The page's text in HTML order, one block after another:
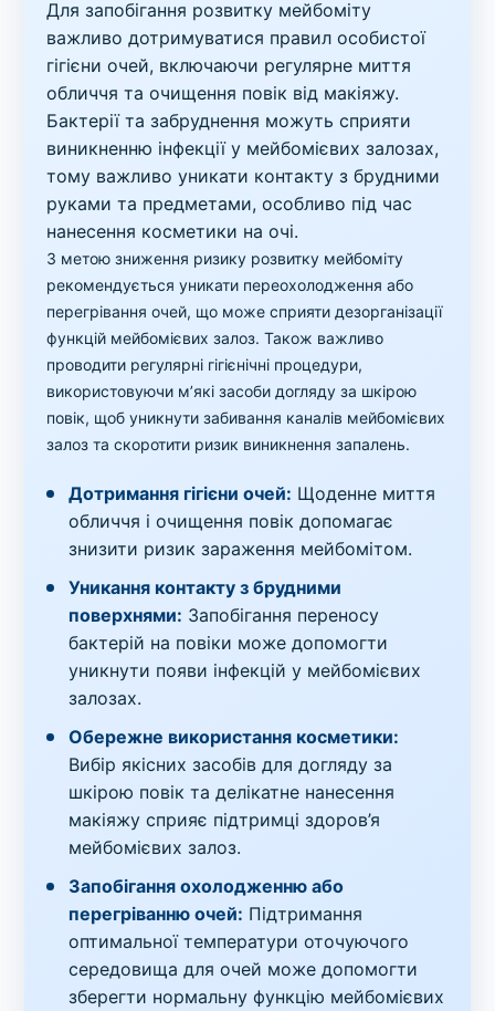
Для запобігання розвитку мейбоміту
важливо дотримуватися правил особистої
гігієни очей, включаючи регулярне миття
обличчя та очищення повік від макіяжу.
Бактерії та забруднення можуть сприяти
виникненню інфекції у мейбомієвих залозах,
тому важливо уникати контакту з брудними
руками та предметами, особливо під час
нанесення косметики на очі.
З метою зниження ризику розвитку мейбоміту
рекомендується уникати переохолодження або
перегрівання очей, що може сприяти дезорганізації
функцій мейбомієвих залоз. Також важливо
проводити регулярні гігієнічні процедури,
використовуючи м’які засоби догляду за шкірою
повік, щоб уникнути забивання каналів мейбомієвих
залоз та скоротити ризик виникнення запалень.
Дотримання гігієни очей: Щоденне миття
обличчя і очищення повік допомагає
знизити ризик зараження мейбомітом.
Уникання контакту з брудними
поверхнями: Запобігання переносу
бактерій на повіки може допомогти
уникнути появи інфекцій у мейбомієвих
залозах.
Обережне використання косметики:
Вибір якісних засобів для догляду за
шкірою повік та делікатне нанесення
макіяжу сприяє підтримці здоров’я
мейбомієвих залоз.
Запобігання охолодженню або
перегріванню очей: Підтримання
оптимальної температури оточуючого
середовища для очей може допомогти
зберегти нормальну функцію мейбомієвих